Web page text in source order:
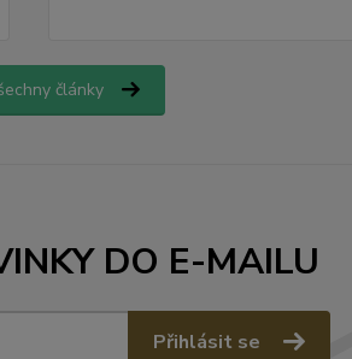
články
DO E-MAILU
Přihlásit se